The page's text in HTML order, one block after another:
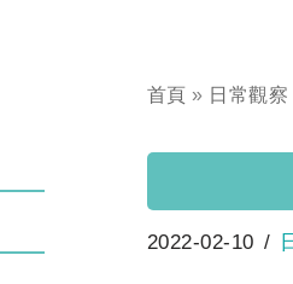
首頁 » 日常觀察
2022-02-10